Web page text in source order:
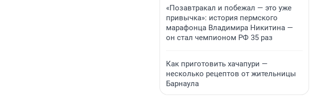
«Позавтракал и побежал — это уже
привычка»: история пермского
марафонца Владимира Никитина —
он стал чемпионом РФ 35 раз
Как приготовить хачапури —
несколько рецептов от жительницы
Барнаула